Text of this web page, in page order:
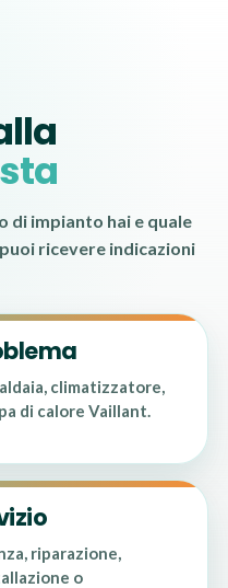
di impianto hai e quale
ricevere indicazioni
climatizzatore,
di calore Vaillant.
riparazione,
o